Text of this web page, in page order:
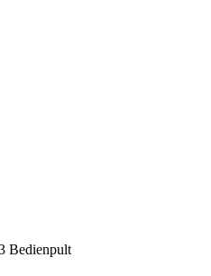
Bedienpult